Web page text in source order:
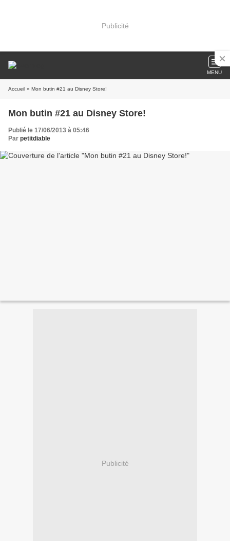
Publicité
MENU
Accueil » Mon butin #21 au Disney Store!
Mon butin #21 au Disney Store!
Publié le 17/06/2013 à 05:46
Par petitdiable
Publicité